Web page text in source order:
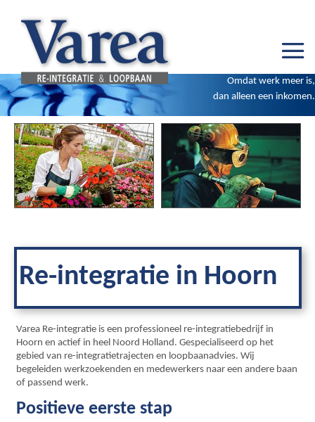
Omdat werk meer is,
dan alleen een inkomen.
Re-integratie in Hoorn
Varea Re-integratie is een professioneel re-integratiebedrijf in
Hoorn en actief in heel Noord Holland. Gespecialiseerd op het
gebied van re-integratietrajecten en loopbaanadvies. Wij
begeleiden werkzoekenden en medewerkers naar een andere baan
of passend werk.
Positieve eerste stap